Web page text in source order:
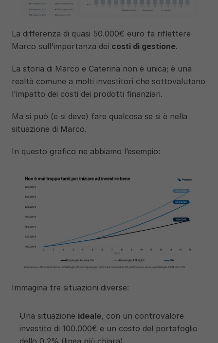
La differenza di quasi 50.000€ euro fa riflettere
Marco sull'importanza dei costi di gestione.
La storia di Marco e Caterina non è unica; è una
realtà comune a molti investitori che sottovalutano
l'impatto dei costi dei prodotti finanziari.
Ma si può (e si deve) fare qualcosa se si è nella
situazione di Marco.
In questo grafico ne abbiamo l’esempio:
Immagina tre situazioni diverse:
Una situazione ideale, con un controvalore
investito di 100.000€ e un costo del portafoglio